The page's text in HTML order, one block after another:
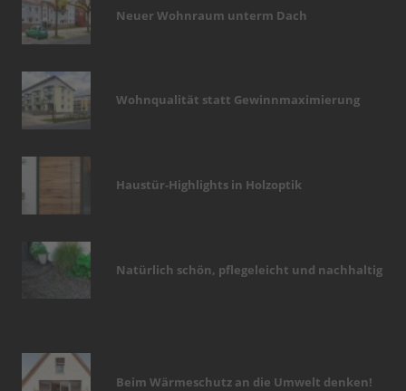
Neuer Wohnraum unterm Dach
Wohnqualität statt Gewinnmaximierung
Haustür-Highlights in Holzoptik
Natürlich schön, pflegeleicht und nachhaltig
Beim Wärmeschutz an die Umwelt denken!